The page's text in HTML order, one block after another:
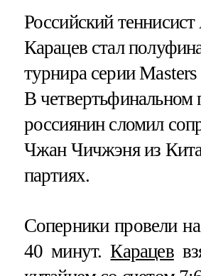
Российский
Карацев стал
турнира серии
В четвертьфинальном
россиянин сломил
Чжан Чичжэня из
партиях.
Соперники провели
40 минут.Карацев